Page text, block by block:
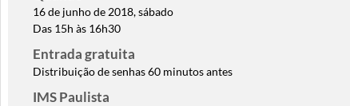
16 de junho de 2018, sábado
Das 15h às 16h30
Entrada gratuita
Distribuição de senhas 60 minutos antes
IMS Paulista